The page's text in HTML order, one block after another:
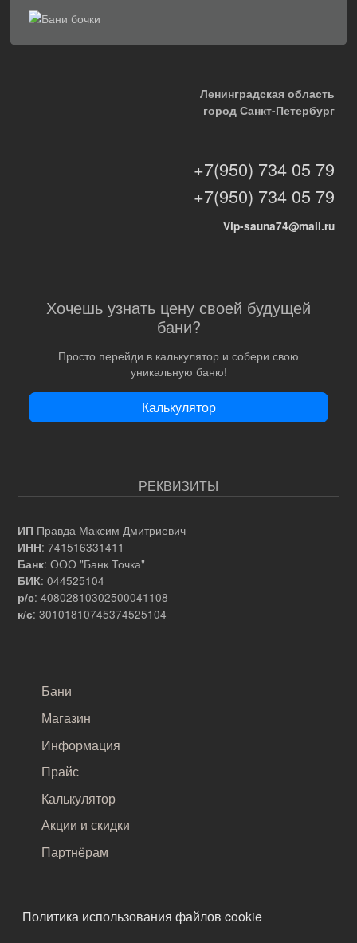
Ленинградская область
город Санкт-Петербург
+7(950) 734 05 79
+7(950) 734 05 79
Vip-sauna74@mail.ru
Хочешь узнать цену своей будущей
бани?
Просто перейди в калькулятор и собери свою
уникальную баню!
Калькулятор
РЕКВИЗИТЫ
ИП Правда Максим Дмитриевич
ИНН: 741516331411
Банк: ООО "Банк Точка"
БИК: 044525104
р/с: 40802810302500041108
к/с: 30101810745374525104
САМОЕ ВАЖНОЕ
Бани
Магазин
Информация
Прайс
Калькулятор
Акции и скидки
Партнёрам
ПОДВАЛ
Политика использования файлов cookie